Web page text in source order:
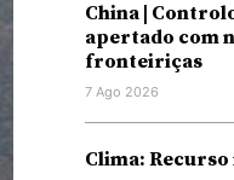
China |
apertado com
fronteiriças
7 Ago 2026
Clima: